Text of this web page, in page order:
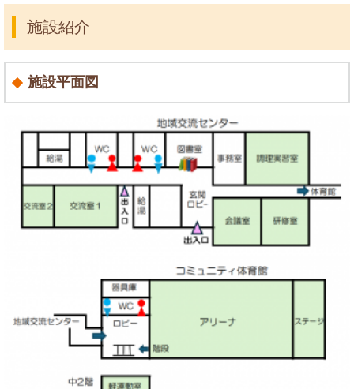
施設紹介
施設平面図